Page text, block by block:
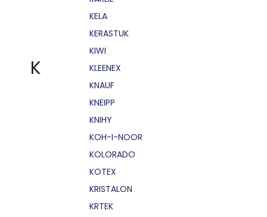
K
KELA
KERASTUK
KIWI
KLEENEX
KNAUF
KNEIPP
KNIHY
KOH-I-NOOR
KOLORADO
KOTEX
KRISTALON
KRTEK